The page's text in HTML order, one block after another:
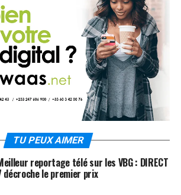
TU PEUX AIMER
reportage télé sur les VBG : DIRECT
décroche le premier prix